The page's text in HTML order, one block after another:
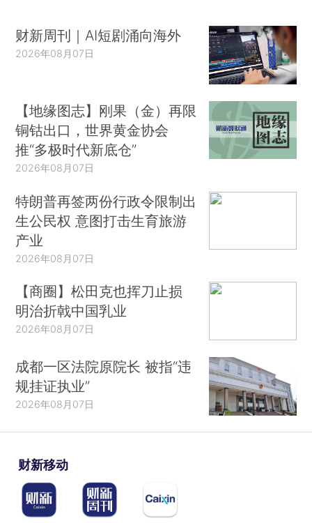
财新周刊｜AI短剧涌向海外
2026年08月07日
【地缘图志】刚果（金）再限
铜钴出口，世界黄金协会
推“多极时代新底仓”
2026年08月07日
特朗普再签两份行政令限制出
生公民权 意图打击生育旅游
产业
2026年08月07日
【商圈】松田克也挥刀止损
明治折戟中国乳业
2026年08月07日
成都一区法院原院长 被指“违
规挂证执业”
2026年08月07日
财新移动